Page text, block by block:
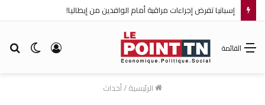
إسبانيا تفرض إجراءات مراقبة أمام الوافدين من إيطاليا!
الوضع تسجيل
القائمة
الرئيسية/أحداث